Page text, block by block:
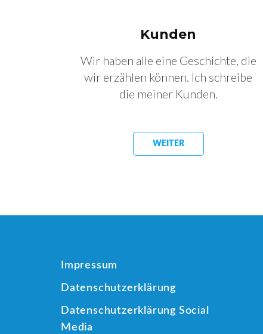
Kunden
Wir haben alle eine Geschichte, die
wir erzählen können. Ich schreibe
die meiner Kunden.
WEITER
Impressum
Datenschutzerklärung
Datenschutzerklärung Social
Media